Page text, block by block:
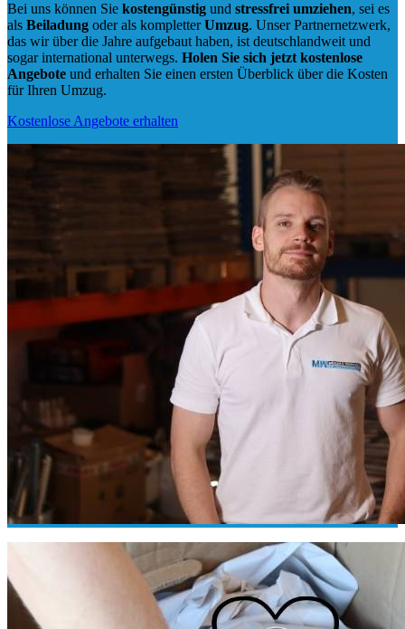
Bei uns können Sie kostengünstig und stressfrei umziehen, sei es
als Beiladung oder als kompletterUmzug. Unser Partnernetzwerk,
das wir über die Jahre aufgebaut haben, ist deutschlandweit und
sogar international unterwegs. Holen Sie sich jetzt kostenlose
Angebote und erhalten Sie einen ersten Überblick über die Kosten
für Ihren Umzug.
Kostenlose Angebote erhalten